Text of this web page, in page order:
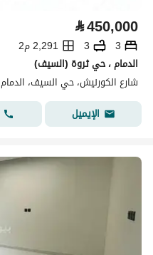
⃁450,000
3
3
2,291 م2
الدمام ، حي ثروة (السيف)
شارع الكورنيش، حي السيف، الدمام
الإيميل